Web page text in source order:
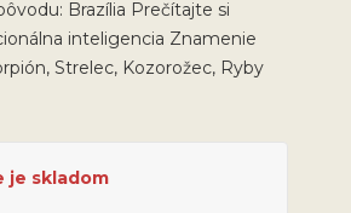
Brazília Prečítajte si
inteligencia Znamenie
Strelec, Kozorožec, Ryby
je skladom